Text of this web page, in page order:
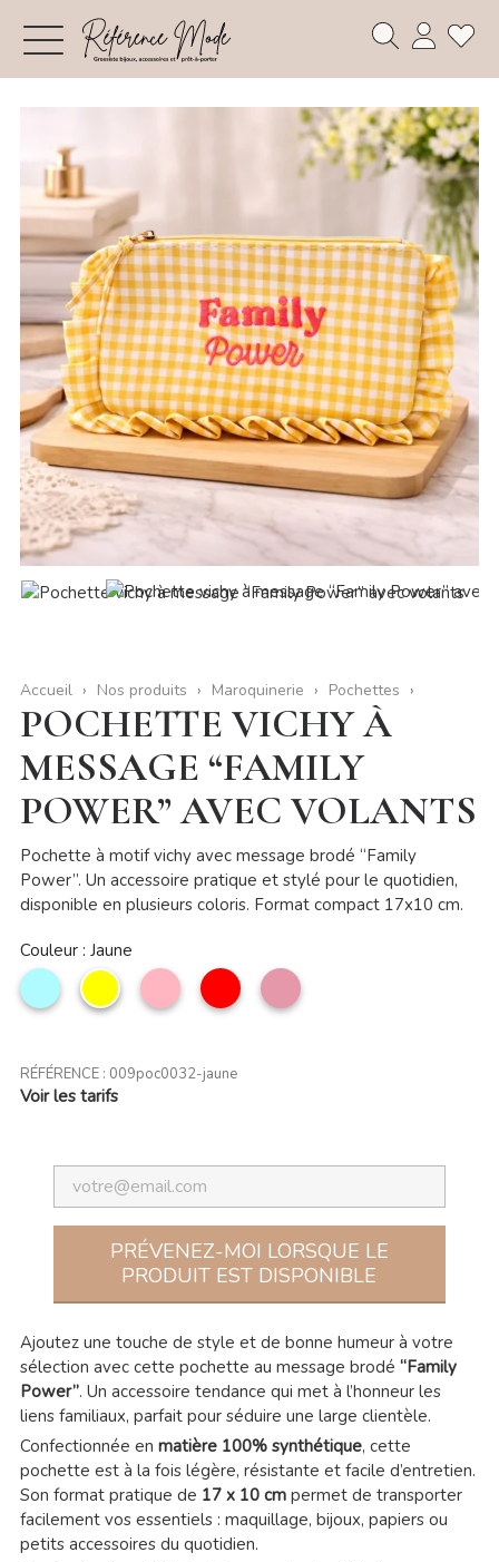
Accueil Nos produits Maroquinerie Pochettes
POCHETTE VICHY À
MESSAGE “FAMILY
POWER” AVEC VOLANTS
Pochette à motif vichy avec message brodé “Family
Power”. Un accessoire pratique et stylé pour le quotidien,
disponible en plusieurs coloris. Format compact 17x10 cm.
Couleur : Jaune
Bleu
ciel
Jaune
Rose
clair
Rouge
Vieux
rose
RÉFÉRENCE : 009poc0032-jaune
Voir les tarifs
PRÉVENEZ-MOI LORSQUE LE
PRODUIT EST DISPONIBLE
Ajoutez une touche de style et de bonne humeur à votre
sélection avec cette pochette au message brodé “Family
Power”. Un accessoire tendance qui met à l’honneur les
liens familiaux, parfait pour séduire une large clientèle.
Confectionnée en matière 100% synthétique, cette
pochette est à la fois légère, résistante et facile d’entretien.
Son format pratique de 17 x 10 cmpermet de transporter
facilement vos essentiels : maquillage, bijoux, papiers ou
petits accessoires du quotidien.